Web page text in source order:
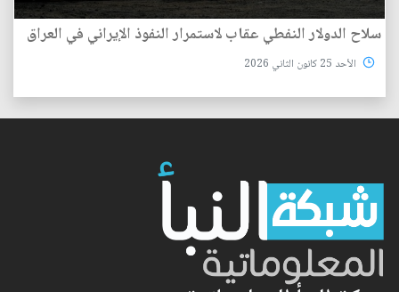
سلاح الدولار النفطي عقاب لاستمرار النفوذ الإيراني في العراق
الأحد 25 كانون الثاني 2026